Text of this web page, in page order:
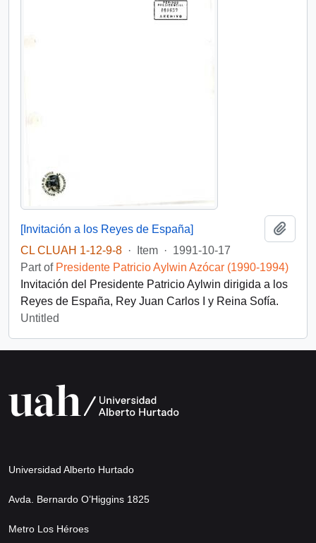
[Invitación a los Reyes de España]
CL CLUAH 1-12-9-8 · Item · 1991-10-17
Part of Presidente Patricio Aylwin Azócar (1990-1994)
Invitación del Presidente Patricio Aylwin dirigida a los
Reyes de España, Rey Juan Carlos I y Reina Sofía.
Untitled
Universidad Alberto Hurtado
Avda. Bernardo O’Higgins 1825
Metro Los Héroes